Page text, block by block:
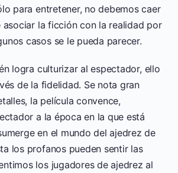
para entretener, no debemos caer
asociar la ficción con la realidad por
casos se le pueda parecer.
logra culturizar al espectador, ello
de la fidelidad. Se nota gran
la película convence,
a la época en la que está
en el mundo del ajedrez de
los profanos pueden sentir las
los jugadores de ajedrez al